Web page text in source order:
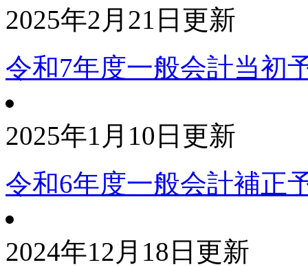
2025年2月21日更新
令和7年度一般会計当初
2025年1月10日更新
令和6年度一般会計補正
2024年12月18日更新